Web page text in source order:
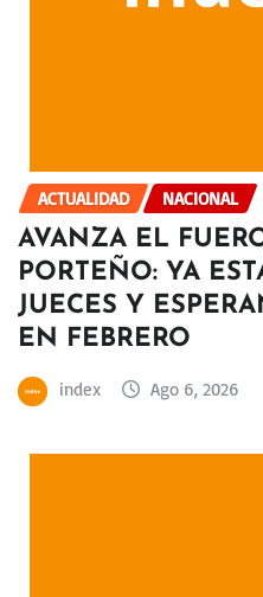
ACTUALIDAD NACIONAL
AVANZA EL
PORTEÑO: YA
JUECES Y
EN FEBRERO
index Ago 6, 2026